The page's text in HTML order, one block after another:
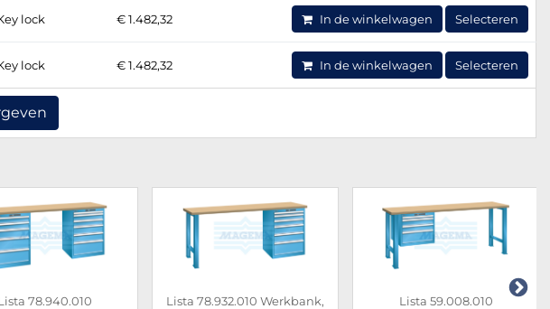
lock € 1.482,32 In de winkelwagen Selecteren
lock € 1.482,32 In de winkelwagen Selecteren
78.940.010
Lista 78.932.010 Werkbank,
Lista 59.008.010